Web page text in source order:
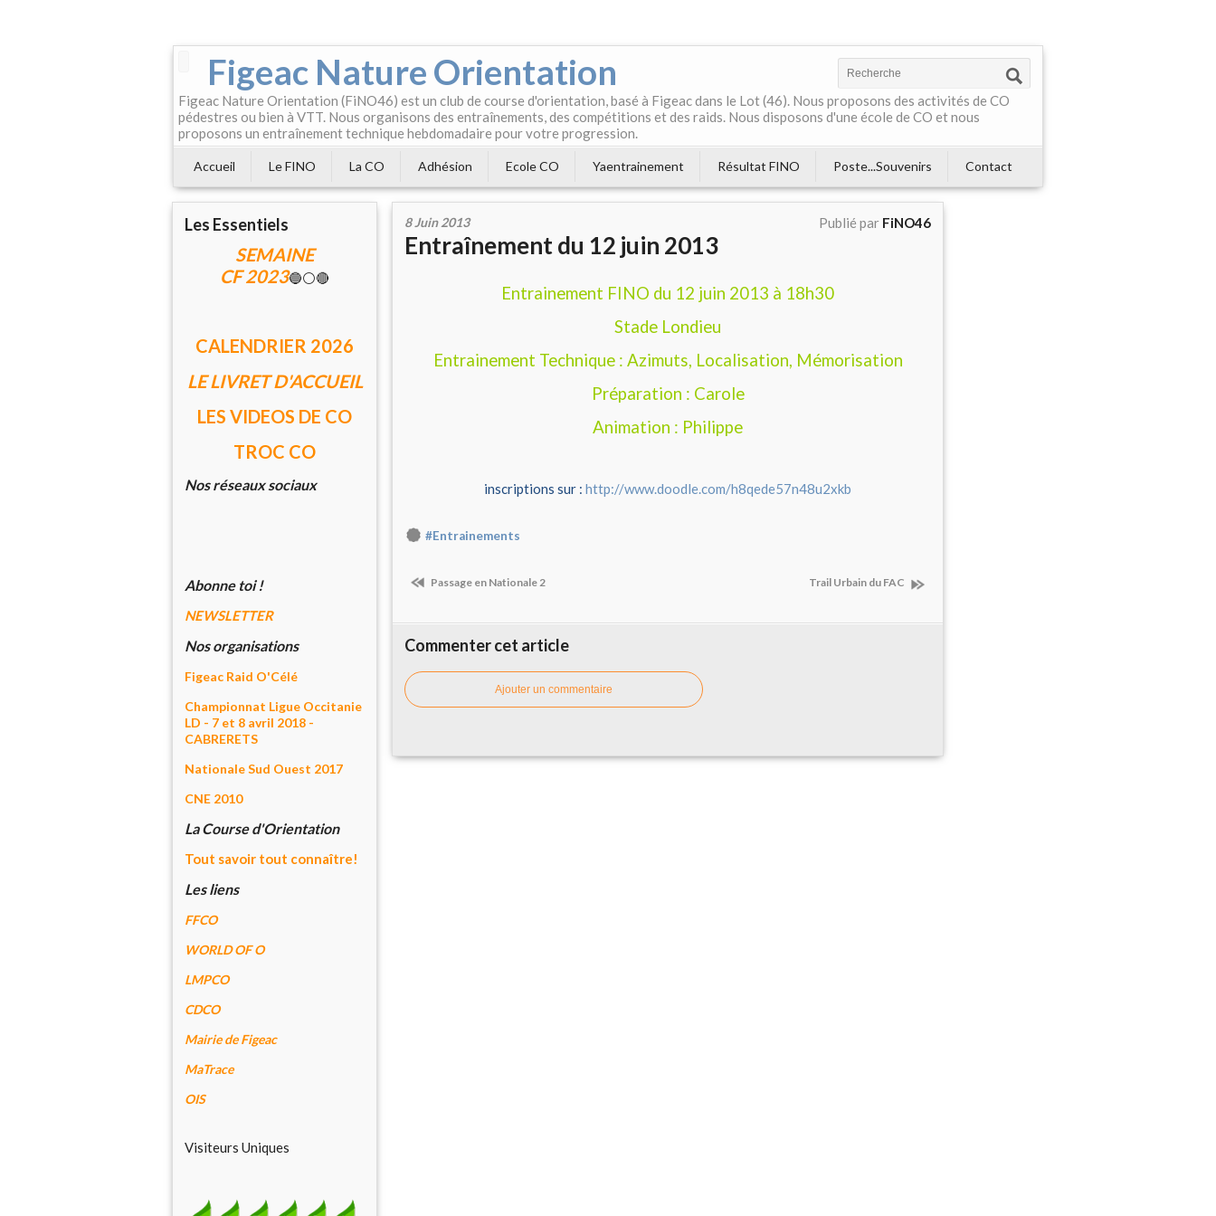
Figeac Nature Orientation
Figeac Nature Orientation (FiNO46) est un club de course d'orientation, basé à Figeac dans le Lot (46). Nous proposons des activités de CO
pédestres ou bien à VTT. Nous organisons des entraînements, des compétitions et des raids. Nous disposons d'une école de CO et nous
proposons un entraînement technique hebdomadaire pour votre progression.
Accueil Le FINO La CO Adhésion Ecole CO Yaentrainement Résultat FINO Poste...Souvenirs Contact
Les Essentiels
SEMAINE
CF 2023🔵⚪🔴
CALENDRIER 2026
LE LIVRET D'ACCUEIL
LES VIDEOS DE CO
TROC CO
Nos réseaux sociaux
Abonne toi !
NEWSLETTER
Nos organisations
Figeac Raid O'Célé
Championnat Ligue Occitanie
LD - 7 et 8 avril 2018 -
CABRERETS
Nationale Sud Ouest 2017
CNE 2010
La Course d'Orientation
Tout savoir tout connaître!
Les liens
FFCO
WORLD OF O
LMPCO
CDCO
Mairie de Figeac
MaTrace
OIS
Visiteurs Uniques
8 Juin 2013 Publié par FiNO46
Entraînement du 12 juin 2013
Entrainement FINO du 12 juin 2013 à 18h30
Stade Londieu
Entrainement Technique : Azimuts, Localisation, Mémorisation
Préparation : Carole
Animation : Philippe
inscriptions sur : http://www.doodle.com/h8qede57n48u2xkb
#Entrainements
Passage en Nationale 2 Trail Urbain du FAC
Commenter cet article
Ajouter un commentaire